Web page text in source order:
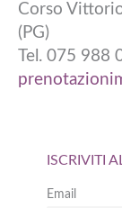
Corso
(PG)
Tel. 075 988
ISCRIVITI
Email